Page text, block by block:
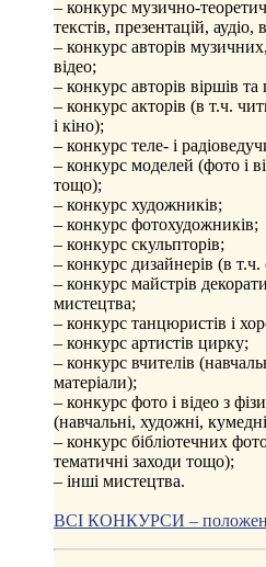
– конкурс музично-
текстів, презентацій, аудіо,
– конкурс авторів
відео;
– конкурс авторів віршів та
– конкурс акторів (в т.ч.
і кіно);
– конкурс теле- і
– конкурс моделей (фото і
тощо);
– конкурс художників;
– конкурс фотохудожників;
– конкурс скульпторів;
– конкурс дизайнерів (в т.ч.
– конкурс майстрів
мистецтва;
– конкурс танцюристів і
– конкурс артистів цирку;
– конкурс вчителів
матеріали);
– конкурс фото і відео з
(навчальні, художні,
– конкурс бібліотечних
тематичні заходи тощо);
– інші мистецтва.
ВСІ КОНКУРСИ –